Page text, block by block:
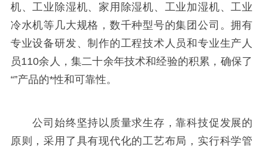
机、工业除湿机、家用除湿机、工业加湿机、工业
冷水机等几大规格，数千种型号的集团公司。拥有
专业设备研发、制作的工程技术人员和专业生产人
员110余人，集二十余年技术和经验的积累，确保了
“”产品的*性和可靠性。
公司始终坚持以质量求生存，靠科技促发展的
原则，采用了具有现代化的工艺布局，实行科学管